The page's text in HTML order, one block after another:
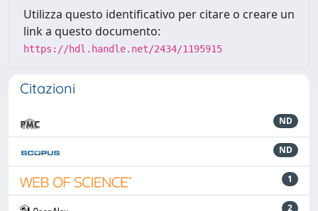
Utilizza questo identificativo per citare o creare un
link a questo documento:
https://hdl.handle.net/2434/1195915
Citazioni
ND
ND
1
2